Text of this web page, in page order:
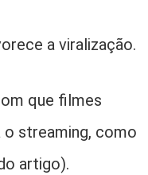
a viralização.
que filmes
o streaming, como
artigo).